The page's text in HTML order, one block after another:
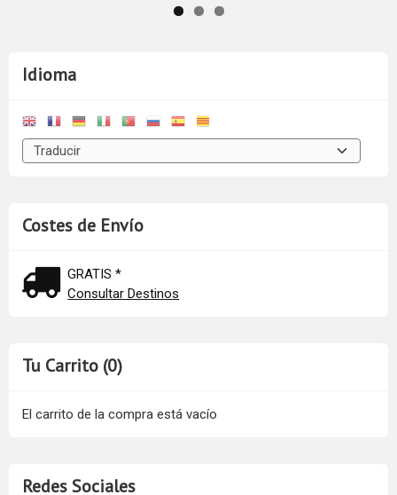
Idioma
Costes de Envío
GRATIS *
Consultar Destinos
Tu Carrito (0)
El carrito de la compra está vacío
Redes Sociales